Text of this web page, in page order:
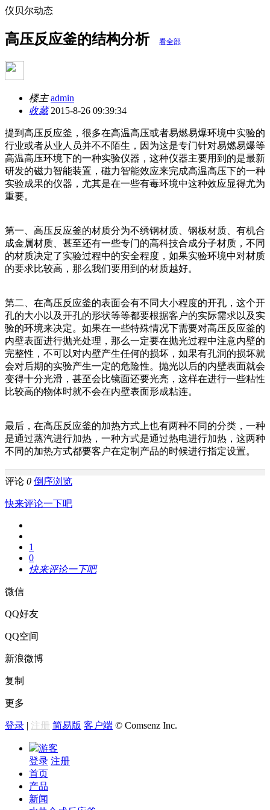
仪贝尔动态
高压反应釜的结构分析 看全部
楼主 admin
收藏2015-8-26 09:39:34
提到高压反应釜，很多在高温高压或者易燃易爆环境中实验的
行业或者从业人员并不不陌生，因为这是专门针对易燃易爆等
高温高压环境下的一种实验仪器，这种仪器主要用到的是最新
研发的磁力智能装置，磁力智能效应来完成高温高压下的一种
实验成果的仪器，尤其是在一些有毒环境中这种效应显得尤为
重要。
第一、高压反应釜的材质分为不绣钢材质、钢板材质、有机合
成金属材质、甚至还有一些专门的高科技合成分子材质，不同
的材质决定了实验过程中的安全程度，如果实验环境中对材质
的要求比较高，那么我们要用到的材质越好。
第二、在高压反应釜的表面会有不同大小程度的开孔，这个开
孔的大小以及开孔的形状等等都要根据客户的实际需求以及实
验的环境来决定。如果在一些特殊情况下需要对高压反应釜的
内壁表面进行抛光处理，那么一定要在抛光过程中注意内壁的
完整性，不可以对内壁产生任何的损坏，如果有孔洞的损坏就
会对后期的实验产生一定的危险性。抛光以后的内壁表面就会
变得十分光滑，甚至会比镜面还要光亮，这样在进行一些粘性
比较高的物体时就不会在内壁表面形成粘连。
最后，在高压反应釜的加热方式上也有两种不同的分类，一种
是通过蒸汽进行加热，一种方式是通过热电进行加热，这两种
不同的加热方式都要客户在定制产品的时候进行指定设置。
评论 0 倒序浏览
快来评论一下吧
1
0
快来评论一下吧
微信
QQ好友
QQ空间
新浪微博
复制
更多
登录 | 注册 简易版 客户端 © Comsenz Inc.
游客
登录 注册
首页
产品
新闻